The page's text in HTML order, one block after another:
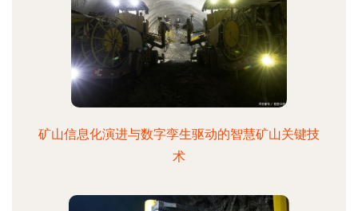
矿山信息化演进与数字孪生驱动的智慧矿山关键技
术